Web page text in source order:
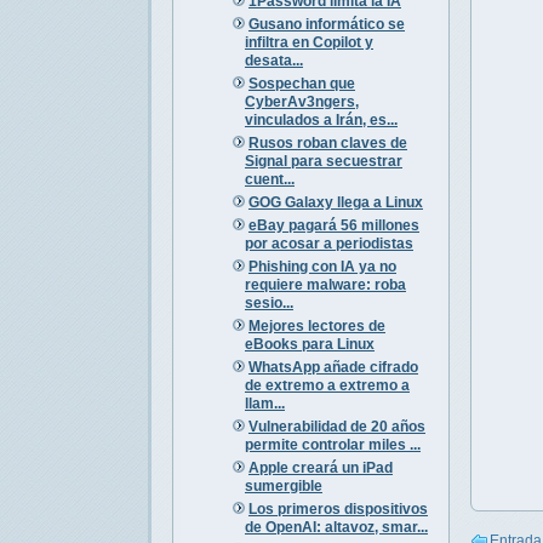
Gusano informático se
infiltra en Copilot y
desata...
Sospechan que
CyberAv3ngers,
vinculados a Irán, es...
Rusos roban claves de
Signal para secuestrar
cuent...
GOG Galaxy llega a Linux
eBay pagará 56 millones
por acosar a periodistas
Phishing con IA ya no
requiere malware: roba
sesio...
Mejores lectores de
eBooks para Linux
WhatsApp añade cifrado
de extremo a extremo a
llam...
Vulnerabilidad de 20 años
permite controlar miles ...
Apple creará un iPad
sumergible
Los primeros dispositivos
de OpenAI: altavoz, smar...